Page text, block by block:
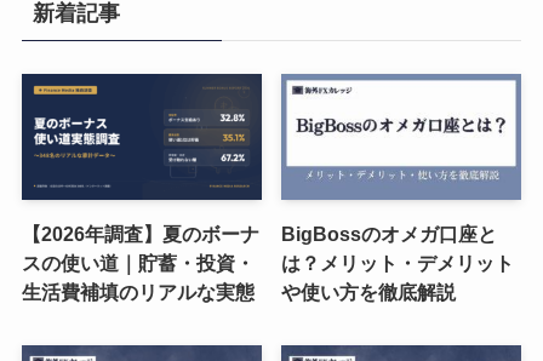
新着記事
【2026年調査】夏のボーナ
スの使い道｜貯蓄・投資・
生活費補填のリアルな実態
BigBossのオメガ口座と
は？メリット・デメリット
や使い方を徹底解説